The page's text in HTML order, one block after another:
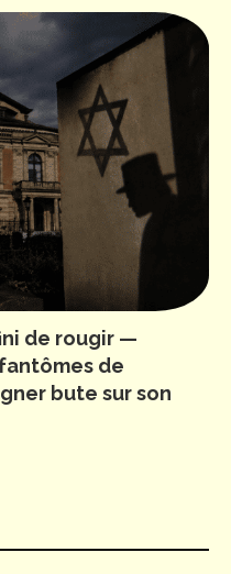
de rougir —
de
bute sur son